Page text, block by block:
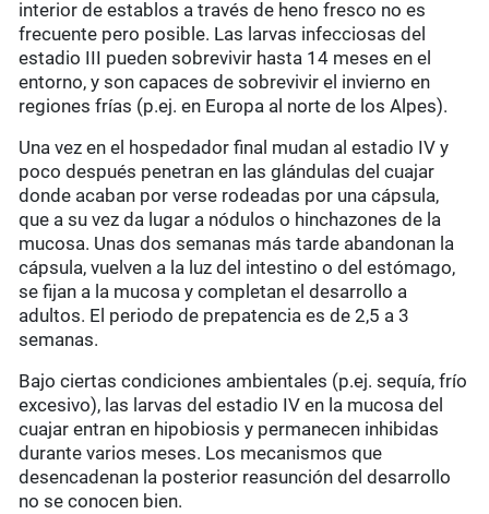
interior de establos a través de heno fresco no es
frecuente pero posible. Las larvas infecciosas del
estadio III pueden sobrevivir hasta 14 meses en el
entorno, y son capaces de sobrevivir el invierno en
regiones frías (p.ej. en Europa al norte de los Alpes).
Una vez en el hospedador final mudan al estadio IV y
poco después penetran en las glándulas del cuajar
donde acaban por verse rodeadas por una cápsula,
que a su vez da lugar a nódulos o hinchazones de la
mucosa. Unas dos semanas más tarde abandonan la
cápsula, vuelven a la luz del intestino o del estómago,
se fijan a la mucosa y completan el desarrollo a
adultos. El periodo de prepatencia es de 2,5 a 3
semanas.
Bajo ciertas condiciones ambientales (p.ej. sequía, frío
excesivo), las larvas del estadio IV en la mucosa del
cuajar entran en hipobiosis y permanecen inhibidas
durante varios meses. Los mecanismos que
desencadenan la posterior reasunción del desarrollo
no se conocen bien.